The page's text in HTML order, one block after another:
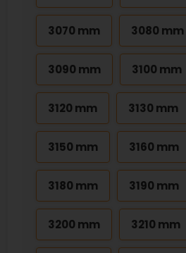
3070 mm 3080 mm
3090 mm 3100 mm
3120 mm 3130 mm
3150 mm 3160 mm
3180 mm 3190 mm
3200 mm 3210 mm